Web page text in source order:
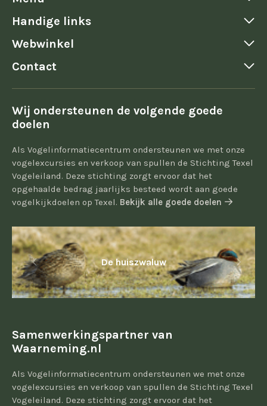
Handige links
Webwinkel
Contact
Wij ondersteunen de volgende goede
doelen
Als Vogelinformatiecentrum ondersteunen we met onze
vogelexcursies en verkoop van spullen de Stichting Texel
Vogeleiland. Deze stichting zorgt ervoor dat het
opgehaalde bedrag jaarlijks besteed wordt aan goede
vogelkijkdoelen op Texel. Bekijk alle goede doelen
De huiszwaluw
Samenwerkingspartner van
Waarneming.nl
Als Vogelinformatiecentrum ondersteunen we met onze
vogelexcursies en verkoop van spullen de Stichting Texel
Vogeleiland. Deze stichting zorgt ervoor dat het